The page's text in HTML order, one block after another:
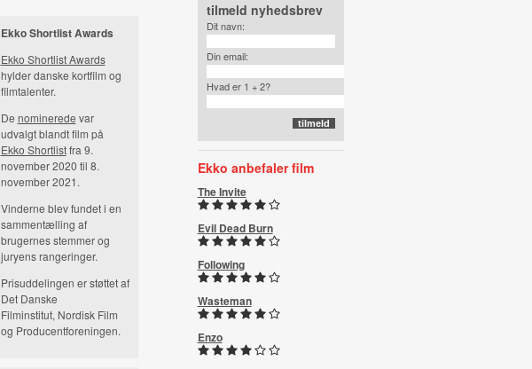
Ekko Shortlist Awards
Ekko Shortlist Awards
hylder danske kortfilm og
filmtalenter.
De nominerede var
udvalgt blandt film på
Ekko Shortlistfra 9.
november 2020 til 8.
november 2021.
Vinderne blev fundet i en
sammentælling af
brugernes stemmer og
juryens rangeringer.
Prisuddelingen er støttet af
Det Danske
Filminstitut, Nordisk Film
og Producentforeningen.
tilmeld nyhedsbrev
Dit navn:
Din email:
Hvad er 1 + 2?
Ekko anbefaler film
The Invite
Evil Dead Burn
Following
Wasteman
Enzo